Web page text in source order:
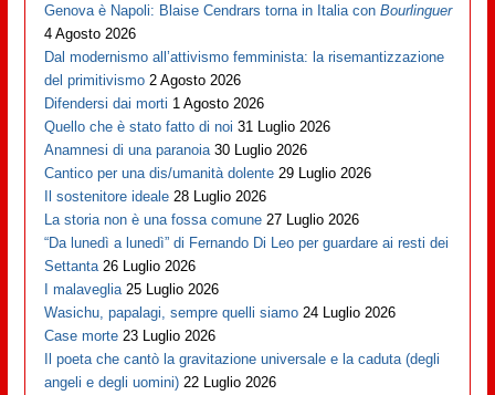
Genova è Napoli: Blaise Cendrars torna in Italia conBourlinguer
4 Agosto 2026
Dal modernismo all’attivismo femminista: la risemantizzazione
del primitivismo 2 Agosto 2026
Difendersi dai morti 1 Agosto 2026
Quello che è stato fatto di noi 31 Luglio 2026
Anamnesi di una paranoia 30 Luglio 2026
Cantico per una dis/umanità dolente 29 Luglio 2026
Il sostenitore ideale 28 Luglio 2026
La storia non è una fossa comune 27 Luglio 2026
“Da lunedì a lunedì” di Fernando Di Leo per guardare ai resti dei
Settanta 26 Luglio 2026
I malaveglia 25 Luglio 2026
Wasichu, papalagi, sempre quelli siamo 24 Luglio 2026
Case morte 23 Luglio 2026
Il poeta che cantò la gravitazione universale e la caduta (degli
angeli e degli uomini) 22 Luglio 2026